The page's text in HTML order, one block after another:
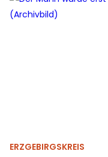
ERZGEBIRGSKREIS